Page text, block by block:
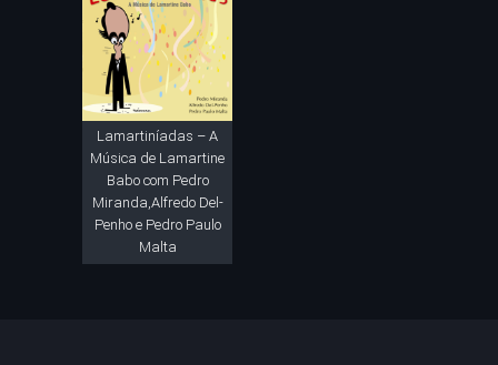
Lamartiníadas – A
Música de Lamartine
Babo com Pedro
Miranda,Alfredo Del-
Penho e Pedro Paulo
Malta